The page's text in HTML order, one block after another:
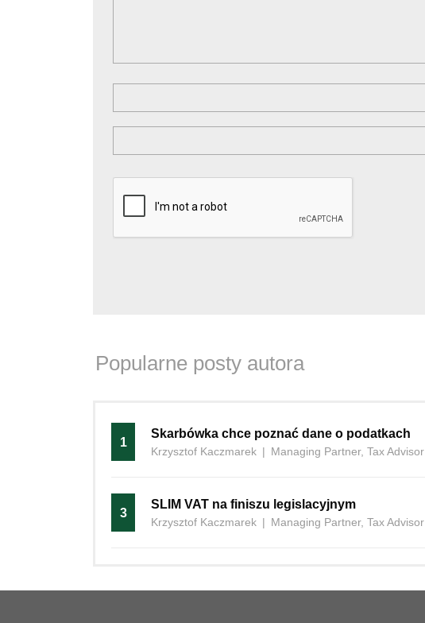
Popularne posty autora
1
Skarbówka chce poznać dane o podatkach
Krzysztof Kaczmarek | Managing Partner, Tax Advisor
3
SLIM VAT na finiszu legislacyjnym
Krzysztof Kaczmarek | Managing Partner, Tax Advisor